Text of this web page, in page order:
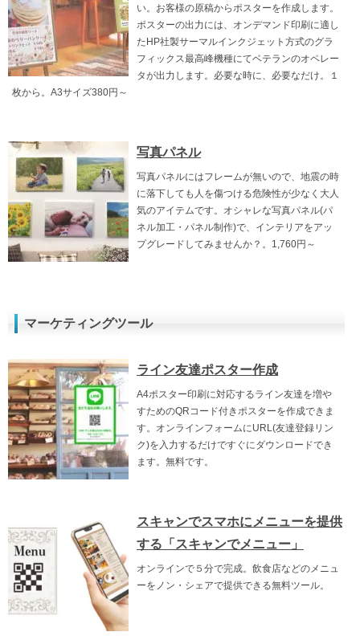
い。お客様の原稿からポスターを作成します。
ポスターの出力には、オンデマンド印刷に適し
たHP社製サーマルインクジェット方式のグラ
フィックス最高峰機種にてベテランのオペレー
タが出力します。必要な時に、必要なだけ。１
枚から。A3サイズ380円～
写真パネル
写真パネルにはフレームが無いので、地震の時
に落下しても人を傷つける危険性が少なく大人
気のアイテムです。オシャレな写真パネル(パ
ネル加工・パネル制作)で、インテリアをアッ
プグレードしてみませんか？。1,760円～
マーケティングツール
ライン友達ポスター作成
A4ポスター印刷に対応するライン友達を増や
すためのQRコード付きポスターを作成できま
す。オンラインフォームにURL(友達登録リン
ク)を入力するだけですぐにダウンロードでき
ます。無料です。
スキャンでスマホにメニューを提供
する「スキャンでメニュー」
オンラインで５分で完成。飲食店などのメニュ
ーをノン・シェアで提供できる無料ツール。